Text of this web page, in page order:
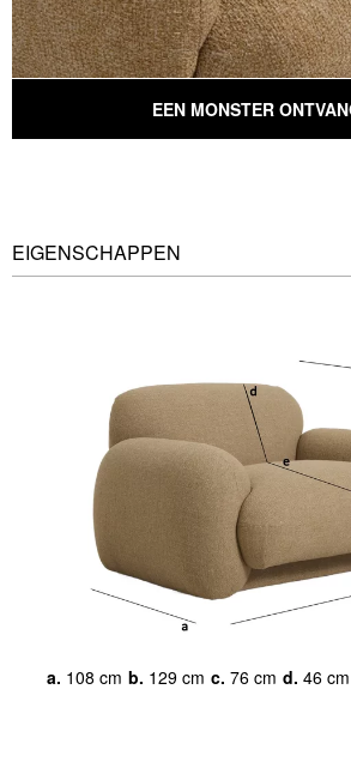
EEN MONSTER
EIGENSCHAPPEN
a. 108 cm b. 129 cm c. 76 cm d. 46 cm